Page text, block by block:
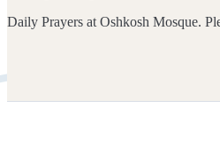
Daily Prayers at Oshkosh Mosque.